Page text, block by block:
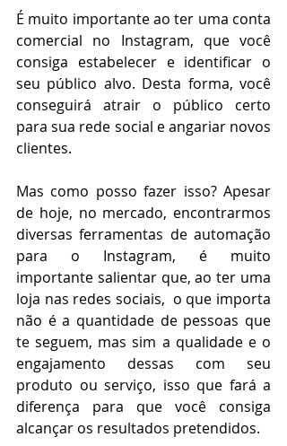
É muito importante ao ter uma conta
comercial no Instagram, que você
consiga estabelecer e identificar o
seu público alvo. Desta forma, você
conseguirá atrair o público certo
para sua rede social e angariar novos
clientes.
Mas como posso fazer isso? Apesar
de hoje, no mercado, encontrarmos
diversas ferramentas de automação
para o Instagram, é muito
importante salientar que, ao ter uma
loja nas redes sociais,  o que importa
não é a quantidade de pessoas que
te seguem, mas sim a qualidade e o
engajamento dessas com seu
produto ou serviço, isso que fará a
diferença para que você consiga
alcançar os resultados pretendidos.